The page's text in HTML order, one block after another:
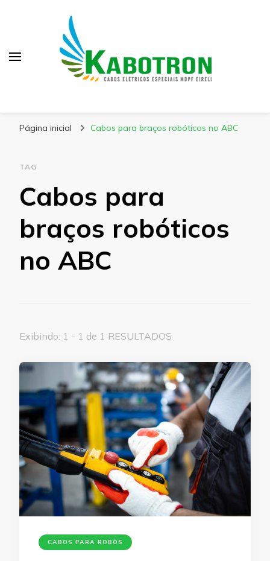
Página inicial Cabos para braços robóticos no ABC
TAG
Cabos para
braços robóticos
no ABC
Exibindo: 1 - 1 de 1 RESULTADOS
CABOS PARA ROBÔS